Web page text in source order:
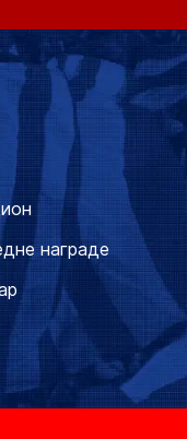
награде